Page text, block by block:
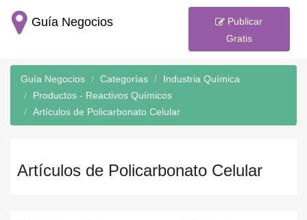
Guía Negocios
Publicar
Gratis
Guía Negocios Categorías
Industria Química
Productos - Reactivos Químicos
Artículos de Policarbonato Celular
Artículos de Policarbonato Celular